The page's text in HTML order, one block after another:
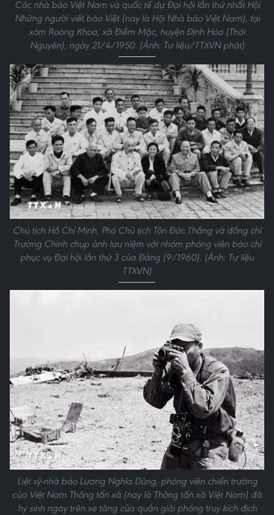
Các nhà báo Việt Nam và quốc tế dự Đại hội lần thứ nhất Hội
Những người viết báo Việt (nay là Hội Nhà báo Việt Nam), tại
xóm Roòng Khoa, xã Điềm Mặc, huyện Định Hóa (Thái
Nguyên), ngày 21/4/1950. (Ảnh: Tư liệu/TTXVN phát)
Chủ tịch Hồ Chí Minh, Phó Chủ tịch Tôn Đức Thắng và đồng chí
Trường Chinh chụp ảnh lưu niệm với nhóm phóng viên báo chí
phục vụ Đại hội lần thứ 3 của Đảng (9/1960). (Ảnh: Tư liệu
TTXVN)
Liệt sỹ-nhà báo Lương Nghĩa Dũng, phóng viên chiến trường
của Việt Nam Thông tấn xã (nay là Thông tấn xã Việt Nam) đã
hy sinh ngay trên xe tăng của quân giải phóng truy kích địch